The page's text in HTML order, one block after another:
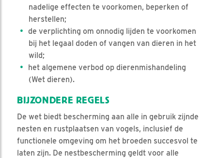
nadelige effecten te voorkomen, beperken of
herstellen;
de verplichting om onnodig lijden te voorkomen
bij het legaal doden of vangen van dieren in het
wild;
het algemene verbod op dierenmishandeling
(Wet dieren).
BIJZONDERE REGELS
De wet biedt bescherming aan alle in gebruik zijnde
nesten en rustplaatsen van vogels, inclusief de
functionele omgeving om het broeden succesvol te
laten zijn. De nestbescherming geldt voor alle